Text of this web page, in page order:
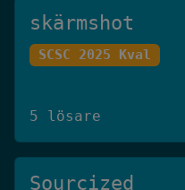
skärmshot
SCSC 2025 Kval
5 lösare
Sourcized